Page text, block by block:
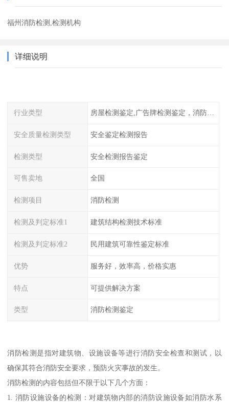
福州消防检测,检测机构
详细说明
行业类型 房屋检测鉴定,广告牌检测鉴定，消防检测
安全质量检测类型 安全鉴定检测报告
检测类型 安全检测报告鉴定
可售卖地 全国
检测项目 消防检测
检测及判定标准1 建筑结构检测技术标准
检测及判定标准2 民用建筑可靠性鉴定标准
优势 服务好，效率高，价格实惠
特点 可提供解决方案
类型 消防检测鉴定
消防检测是指对建筑物、设施设备等进行消防安全检查和测试，以
确保其符合消防安全要求，预防火灾事故的发生。
消防检测的内容包括但不限于以下几个方面：
1. 消防设施设备的检测：对建筑物内部的消防设施设备如消防水系